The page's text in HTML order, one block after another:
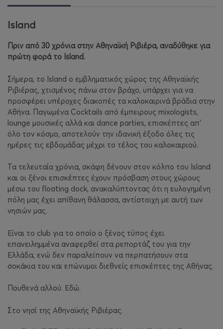
Island
Πριν από 30 χρόνια στην Αθηναϊκή Ριβιέρα, αναδύθηκε για
πρώτη φορά το Island.
Σήμερα, το Island o εμβληματικός χώρος της Αθηναϊκής
Ριβιέρας, χτισμένος πάνω στον βράχο, υπάρχει για να
προσφέρει υπέροχες διακοπές τα καλοκαιρινά βράδια στην
Αθήνα. Παγωμένα Cocktails από έμπειρους mixologists,
lounge μουσικές αλλά και dance parties, επισκέπτες απ’
όλο τον κόσμο, αποτελούν την ιδανική έξοδο όλες τις
ημέρες τις εβδομάδας μέχρι το τέλος του καλοκαιριού.
Τα τελευταία χρόνια, σκάφη δένουν στον κόλπο του Island
και οι ξένοι επισκέπτες έχουν πρόσβαση στους χώρους
μέσω του floating dock, ανακαλύπτοντας ότι η ευλογημένη
πόλη μας έχει απίθανη θάλασσα, αντίστοιχη με αυτή των
νησιών μας.
Είναι το club για το οποίο ο ξένος τύπος έχει
επανειλημμένα αναφερθεί στα ρεπορτάζ του για την
Ελλάδα, ενώ δεν παραλείπουν να περπατήσουν στα
σοκάκια του και επώνυμοι διεθνείς επισκέπτες της Αθήνας.
Πουθενά αλλού. Εδώ.
Στο νησί της Αθηναϊκής Ριβιέρας.